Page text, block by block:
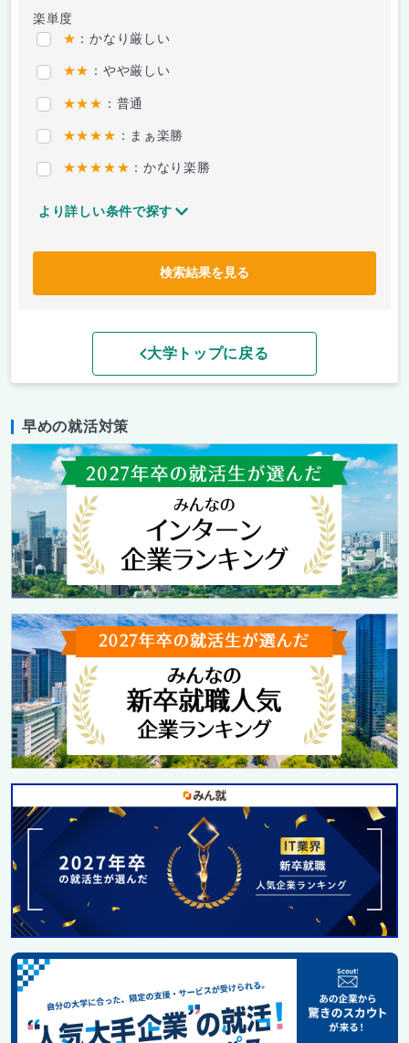
楽単度
★ ：かなり厳しい
★★ ：やや厳しい
★★★ ：普通
★★★★ ：まぁ楽勝
★★★★★ ：かなり楽勝
より詳しい条件で探す
検索結果を見る
大学トップに戻る
早めの就活対策